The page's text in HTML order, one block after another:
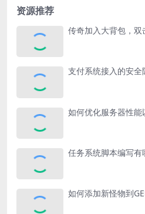
资源推荐
传奇加入大背包，
支付系统接入的安全
如何优化服务器性能
任务系统脚本编写有
如何添加新怪物到